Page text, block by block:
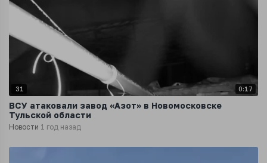
31 0:17
ВСУ атаковали завод «Азот» в Новомосковске
Тульской области
Новости 1 год назад